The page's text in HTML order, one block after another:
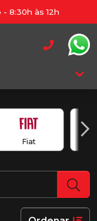
- 8:30h às 12h
Fiat